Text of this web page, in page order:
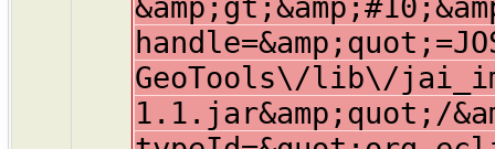
GeoTools\/lib\/
1.1.jar&amp;quot;/